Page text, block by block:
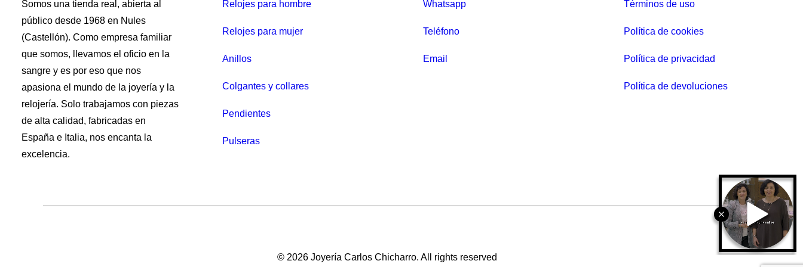
l
a
s
Somos una tienda real, abierta al
público desde 1968 en Nules
(Castellón). Como empresa familiar
que somos, llevamos el oficio en la
sangre y es por eso que nos
apasiona el mundo de la joyería y la
relojería. Solo trabajamos con piezas
de alta calidad, fabricadas en
España e Italia, nos encanta la
excelencia.
Relojes para hombre
Relojes para mujer
Anillos
Colgantes y collares
Pendientes
Pulseras
Whatsapp
Teléfono
Email
Términos de uso
Política de cookies
Política de privacidad
Política de devoluciones
© 2026 Joyería Carlos Chicharro. All rights reserved